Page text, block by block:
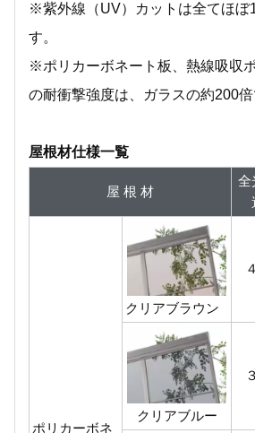
※紫外線（UV）カットは全てほぼ
す。
※ポリカーボネート板、熱線吸収
の耐衝撃強度は、ガラスの約200倍
屋根材仕様一覧
屋 根 材
全
ポリカーボネ
クリアブラウン
クリアブルー